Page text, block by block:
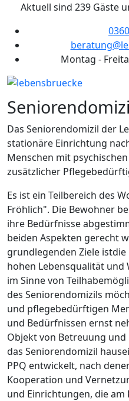
Aktuell sind 239 Gäste
Montag -
Das Seniorendomizil der
stationäre Einrichtung
Menschen mit
zusätzlicher
Es ist ein Teilbereich des
Fröhlich". Die Bewohner
ihre Bedürfnisse
beiden Aspekten gerecht
grundlegenden Ziele
hohen Lebensqualität
im Sinne von
des Seniorendomizils
und pflegebedürftigen
und Bedürfnissen ernst
Objekt von Betreuung
das Seniorendomizil
PPQ entwickelt, nach
Kooperation und
und Einrichtungen, die am